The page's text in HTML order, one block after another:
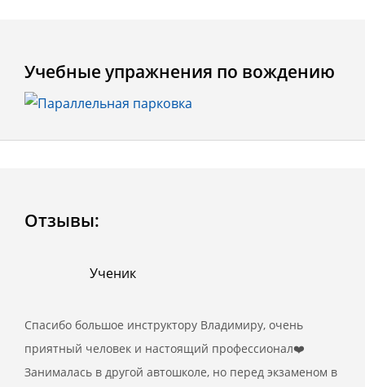
Учебные упражнения по вождению
Отзывы:
Ученик
Спасибо большое инструктору Владимиру, очень
приятный человек и настоящий профессионал❤️
Занималась в другой автошколе, но перед экзаменом в